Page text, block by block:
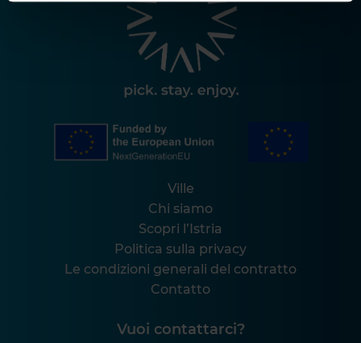
Ville
Chi siamo
Scopri l’Istria
Politica sulla privacy
Le condizioni generali del contratto
Contatto
Vuoi contattarci?